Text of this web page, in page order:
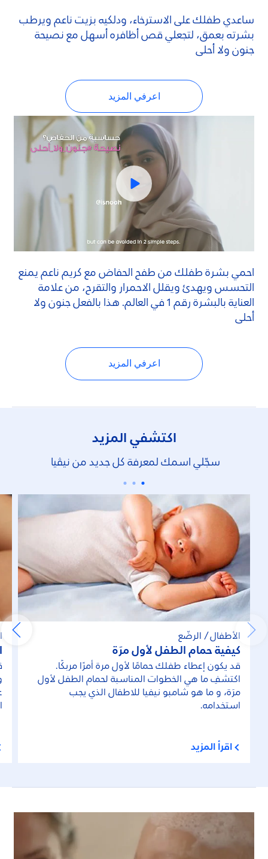
ساعدي طفلك على الاسترخاء، ودلكيه بزيت ناعم ويرطب
بشرته بعمق، لتجعلي قص أظافره أسهل مع نصيحة
جنون ولا أحلى
اعرفي المزيد
احمي بشرة طفلك من طفح الحفاض مع كريم ناعم يمنع
التحسس ويهدئ ويقلل الاحمرار والتقرح، من علامة
العناية بالبشرة رقم 1 في العالم. هذا بالفعل جنون ولا
أحلى
اعرفي المزيد
اكتشفي المزيد
سجّلي اسمك لمعرفة كل جديد من نيڤيا
الأطفال / الرضّع
كيفية حمام الطفل لأول مرَة
قد يكون إعطاء طفلك حمامًا لأول مرة أمرًا مربكًا.
اكتشفِ ما هي الخطوات المناسبة لحمام الطفل لأول
مرَة، و ما هو شامبو نيفيا للاطفال الذي يجب
استخدامه.
اقرأ المزيد